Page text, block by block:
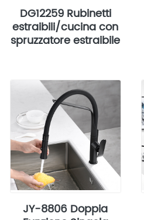
DG12259 Rubinetti
estraibili/cucina con
spruzzatore estraibile
JY-8806 Doppia